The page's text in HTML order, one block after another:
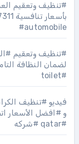
#تنظيف وتعقيم
#automobile
#تنظيف وتعقيم
#toilet
فيديو #تنظيف
#qatar #شركه